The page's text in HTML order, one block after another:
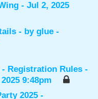
- Jul 2, 2025
- byglue -
Registration Rules -
9:48pm
2025 -